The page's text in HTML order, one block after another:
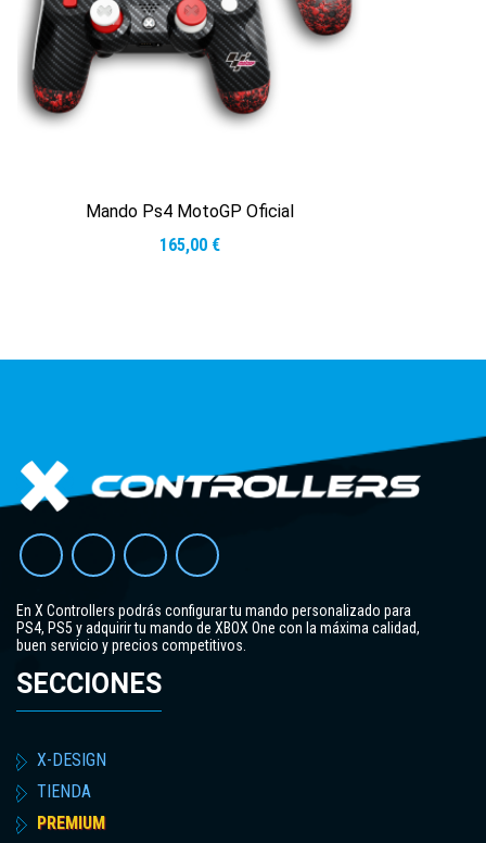
Mando Ps4 MotoGP Oficial
165,00 €
En X Controllers podrás configurar tu mando personalizado para
PS4, PS5 y adquirir tu mando de XBOX One con la máxima calidad,
buen servicio y precios competitivos.
SECCIONES
X-DESIGN
TIENDA
PREMIUM